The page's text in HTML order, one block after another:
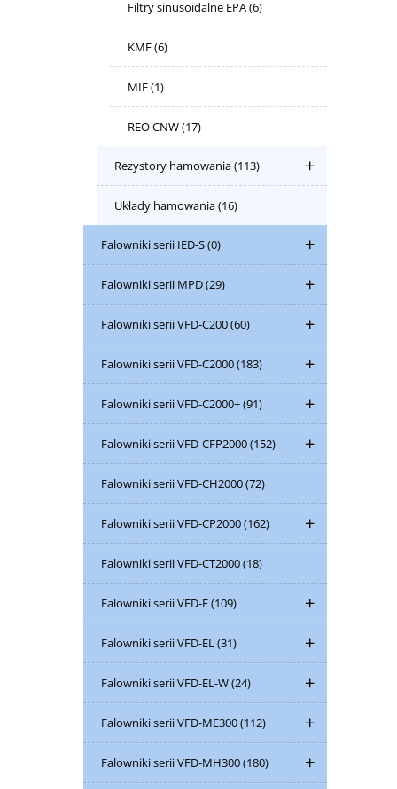
Filtry sinusoidalne EPA(6)
KMF(6)
MIF(1)
REO CNW(17)
Rezystory hamowania(113)
Układy hamowania(16)
Falowniki serii IED-S(0)
Falowniki serii MPD(29)
Falowniki serii VFD-C200(60)
Falowniki serii VFD-C2000(183)
Falowniki serii VFD-C2000+(91)
Falowniki serii VFD-CFP2000(152)
Falowniki serii VFD-CH2000(72)
Falowniki serii VFD-CP2000(162)
Falowniki serii VFD-CT2000(18)
Falowniki serii VFD-E(109)
Falowniki serii VFD-EL(31)
Falowniki serii VFD-EL-W(24)
Falowniki serii VFD-ME300(112)
Falowniki serii VFD-MH300(180)